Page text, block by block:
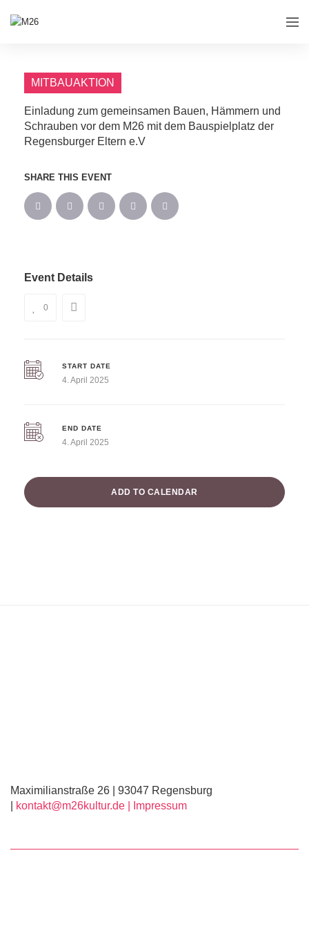
MITBAUAKTION
Einladung zum gemeinsamen Bauen, Hämmern und
Schrauben vor dem M26 mit dem Bauspielplatz der
Regensburger Eltern e.V
SHARE THIS EVENT
Event Details
0
START DATE
4. April 2025
END DATE
4. April 2025
ADD TO CALENDAR
Maximilianstraße 26 | 93047 Regensburg
kontakt@m26kultur.de | Impressum